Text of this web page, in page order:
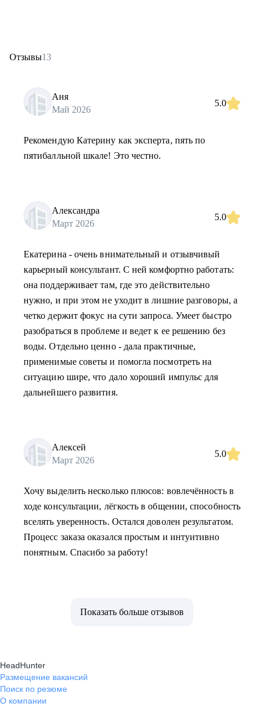
Отзывы13
Аня
Май 2026
5.0
Рекомендую Катерину как эксперта, пять по
пятибалльной шкале! Это честно.
Александра
Март 2026
5.0
Екатерина - очень внимательный и отзывчивый
карьерный консультант. С ней комфортно работать:
она поддерживает там, где это действительно
нужно, и при этом не уходит в лишние разговоры, а
четко держит фокус на сути запроса. Умеет быстро
разобраться в проблеме и ведет к ее решению без
воды. Отдельно ценно - дала практичные,
применимые советы и помогла посмотреть на
ситуацию шире, что дало хороший импульс для
дальнейшего развития.
Алексей
Март 2026
5.0
Хочу выделить несколько плюсов: вовлечённость в
ходе консультации, лёгкость в общении, способность
вселять уверенность. Остался доволен результатом.
Процесс заказа оказался простым и интуитивно
понятным. Спасибо за работу!
Показать больше отзывов
HeadHunter
Размещение вакансий
Поиск по резюме
О компании